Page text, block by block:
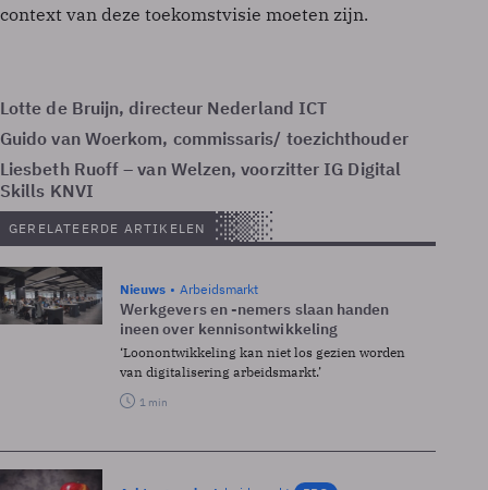
context van deze toekomstvisie moeten zijn.
Lotte de Bruijn, directeur Nederland ICT
Guido van Woerkom, commissaris/ toezichthouder
Liesbeth Ruoff – van Welzen, voorzitter IG Digital
Skills KNVI
GERELATEERDE ARTIKELEN
Nieuws Arbeidsmarkt
Werkgevers en -nemers slaan handen
ineen over kennisontwikkeling
‘Loonontwikkeling kan niet los gezien worden
van digitalisering arbeidsmarkt.’
1 min